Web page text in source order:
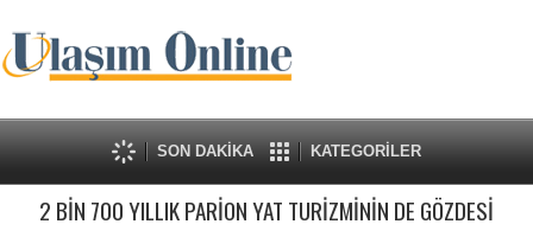
SON DAKİKA KATEGORİLER
2 BİN 700 YILLIK PARİON YAT TURİZMİNİN DE GÖZDESİ